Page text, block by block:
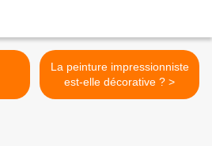
La peinture impressionniste
est-elle décorative ? >